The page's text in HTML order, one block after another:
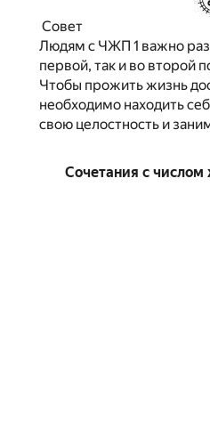
Совет
Людям с ЧЖП 1 важно
первой, так и во второй
Чтобы прожить жизнь
необходимо находить
свою целостность и
Сочетания с числом